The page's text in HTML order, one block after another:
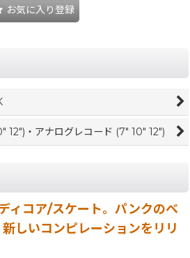
お気に入り登録
・アナログレコード (7" 10" 12")
ィコア/スケート。パンクのベ
しいコンピレーションをリリ